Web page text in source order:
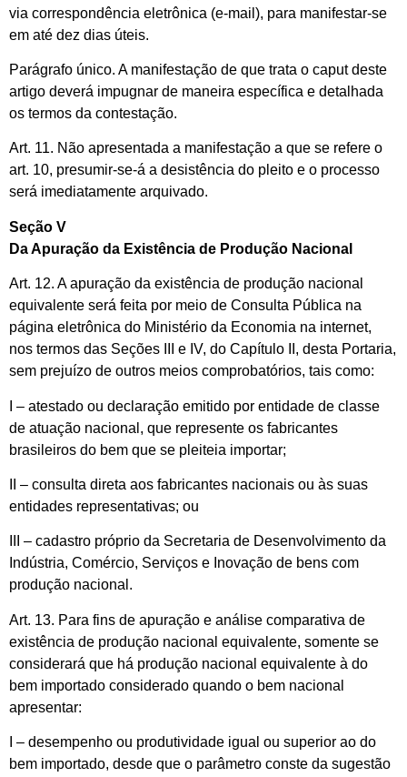
via correspondência eletrônica (e-mail), para manifestar-se
em até dez dias úteis.
Parágrafo único. A manifestação de que trata o caput deste
artigo deverá impugnar de maneira específica e detalhada
os termos da contestação.
Art. 11. Não apresentada a manifestação a que se refere o
art. 10, presumir-se-á a desistência do pleito e o processo
será imediatamente arquivado.
Seção V
Da Apuração da Existência de Produção Nacional
Art. 12. A apuração da existência de produção nacional
equivalente será feita por meio de Consulta Pública na
página eletrônica do Ministério da Economia na internet,
nos termos das Seções III e IV, do Capítulo II, desta Portaria,
sem prejuízo de outros meios comprobatórios, tais como:
I – atestado ou declaração emitido por entidade de classe
de atuação nacional, que represente os fabricantes
brasileiros do bem que se pleiteia importar;
II – consulta direta aos fabricantes nacionais ou às suas
entidades representativas; ou
III – cadastro próprio da Secretaria de Desenvolvimento da
Indústria, Comércio, Serviços e Inovação de bens com
produção nacional.
Art. 13. Para fins de apuração e análise comparativa de
existência de produção nacional equivalente, somente se
considerará que há produção nacional equivalente à do
bem importado considerado quando o bem nacional
apresentar:
I – desempenho ou produtividade igual ou superior ao do
bem importado, desde que o parâmetro conste da sugestão